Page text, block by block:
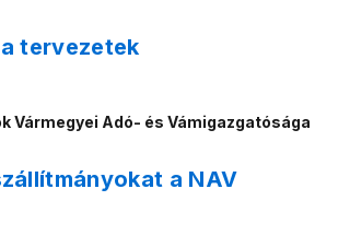
tervezetek
Vármegyei Adó- és Vámigazgatósága
a NAV